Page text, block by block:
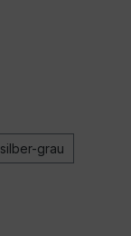
silber-grau